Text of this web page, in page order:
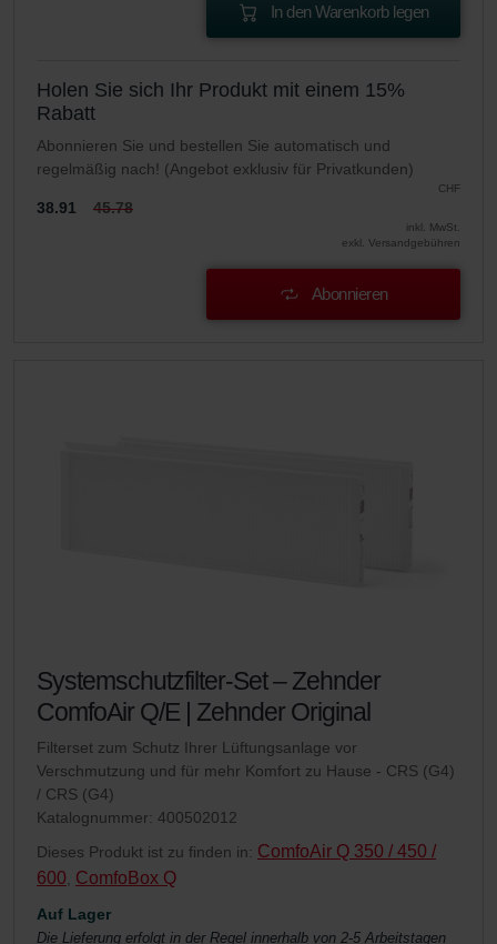
In den Warenkorb legen
Holen Sie sich Ihr Produkt mit einem 15%
Rabatt
Abonnieren Sie und bestellen Sie automatisch und
regelmäßig nach! (Angebot exklusiv für Privatkunden)
CHF
38.91 45.78
inkl. MwSt.
exkl. Versandgebühren
Abonnieren
Systemschutzfilter-Set – Zehnder
ComfoAir Q/E | Zehnder Original
Filterset zum Schutz Ihrer Lüftungsanlage vor
Verschmutzung und für mehr Komfort zu Hause - CRS (G4)
/ CRS (G4)
Katalognummer: 400502012
Dieses Produkt ist zu finden in: ComfoAir Q 350 / 450 /
600, ComfoBox Q
Auf Lager
Die Lieferung erfolgt in der Regel innerhalb von 2-5 Arbeitstagen